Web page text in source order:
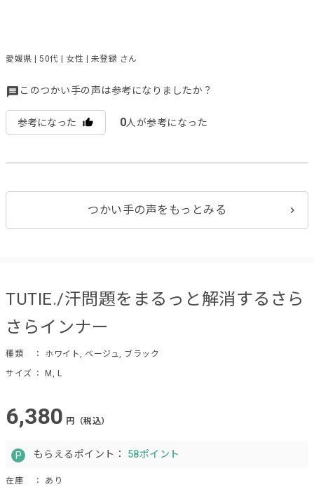
愛媛県 | 50代 | 女性 | 未登録 さん
このつかい手の声は参考になりましたか？
参考になった 0人が参考になった
つかい手の声をもっとみる
TUTIE./汗問題をまるっと解消するさら
さらインナー
種類
： ホワイト, ベージュ, ブラック
サイズ ： M, L
6,380 円（税込）
もらえるポイント： 58ポイント
在庫 ： あり